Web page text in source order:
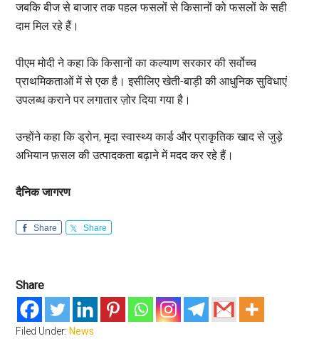
जबकि बीज से बाजार तक पहल फसलों से किसानों को फसलों के सही
दाम मिल रहे हैं।
पीएम मोदी ने कहा कि किसानों का कल्याण सरकार की सर्वोच्च
प्राथमिकताओं में से एक है। इसीलिए खेती-बाड़ी की आधुनिक सुविधाएं
उपलब्ध कराने पर लगातार ज़ोर दिया गया है।
उन्होंने कहा कि ड्रोन, मृदा स्वास्थ्य कार्ड और प्राकृतिक खाद से जुड़े
अभियान फ़सल की उत्पादकता बढ़ाने में मदद कर रहे हैं।
दैनिक जागरण
Share Share
Share
Filed Under: News